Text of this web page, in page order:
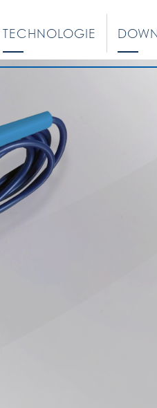
TECHNOLOGIE